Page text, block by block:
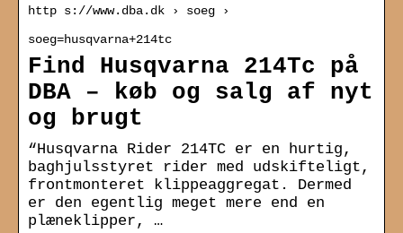
http s://www.dba.dk › soeg ›
soeg=husqvarna+214tc
Find Husqvarna 214Tc på
DBA – køb og salg af nyt
og brugt
“Husqvarna Rider 214TC er en hurtig,
baghjulsstyret rider med udskifteligt,
frontmonteret klippeaggregat. Dermed
er den egentlig meget mere end en
plæneklipper, …